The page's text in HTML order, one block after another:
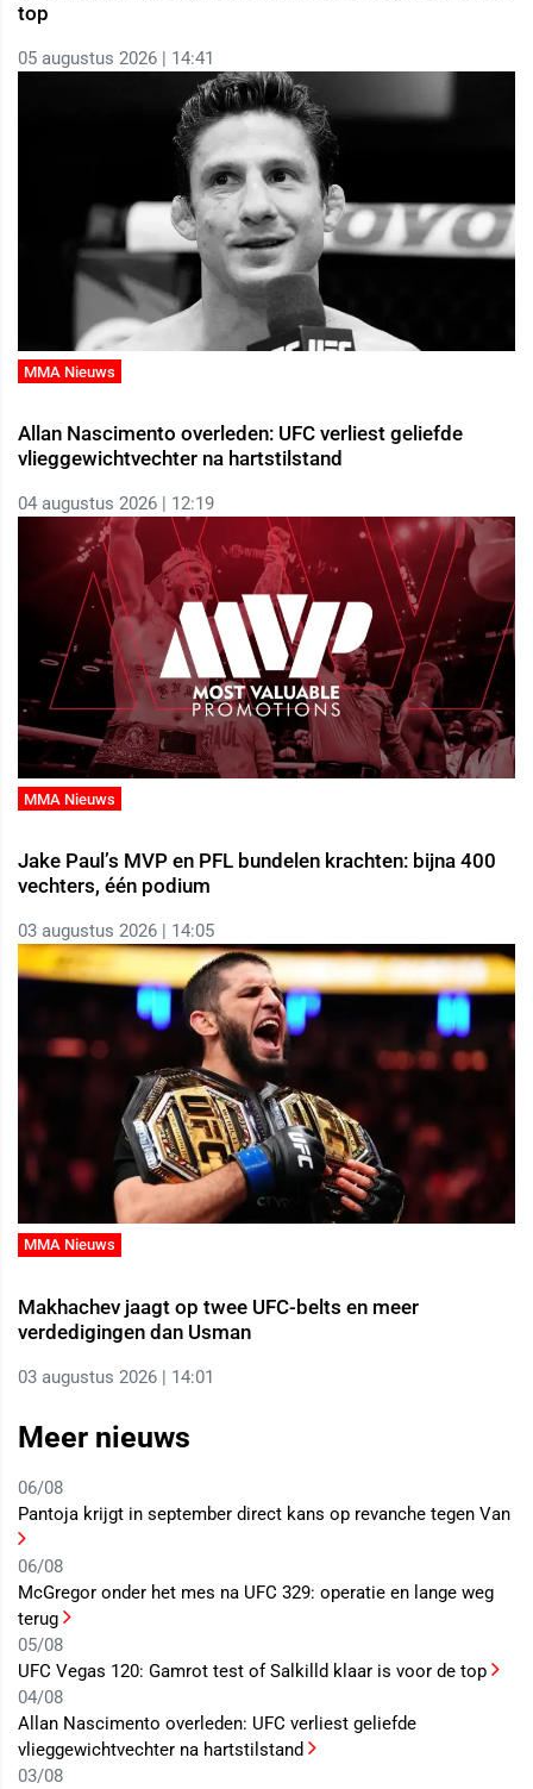
top
05 augustus 2026 | 14:41
MMA Nieuws
Allan Nascimento overleden: UFC verliest geliefde
vlieggewichtvechter na hartstilstand
04 augustus 2026 | 12:19
MMA Nieuws
Jake Paul’s MVP en PFL bundelen krachten: bijna 400
vechters, één podium
03 augustus 2026 | 14:05
MMA Nieuws
Makhachev jaagt op twee UFC-belts en meer
verdedigingen dan Usman
03 augustus 2026 | 14:01
Meer nieuws
06/08
Pantoja krijgt in september direct kans op revanche tegen Van
06/08
McGregor onder het mes na UFC 329: operatie en lange weg
terug
05/08
UFC Vegas 120: Gamrot test of Salkilld klaar is voor de top
04/08
Allan Nascimento overleden: UFC verliest geliefde
vlieggewichtvechter na hartstilstand
03/08